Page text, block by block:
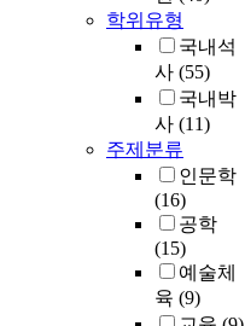
학위유형
국내석
사 (55)
국내박
사 (11)
주제분류
인문학
(16)
공학
(15)
예술체
육 (9)